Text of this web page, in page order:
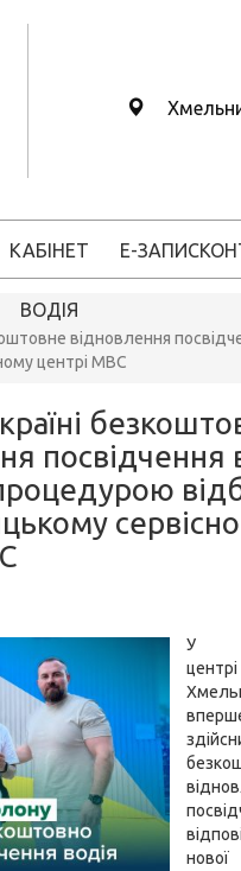
КАБІНЕТ
ВОДІЯ
Е-ЗАПИС
відновлення
центрі МВС
посвідчення
У